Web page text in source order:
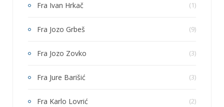
Fra Ivan Hrkač (1)
Fra Jozo Grbeš (9)
Fra Jozo Zovko (3)
Fra Jure Barišić (3)
Fra Karlo Lovrić (2)